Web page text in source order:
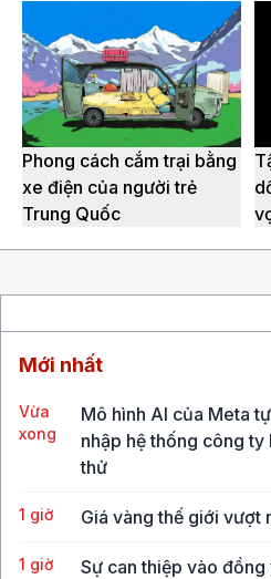
Phong cách cắm trại bằng
xe điện của người trẻ
Trung Quốc
Mới nhất
Vừa
xong
Mô hình AI của Meta
nhập hệ thống công
thử
1 giờ Giá vàng thế giới vượt
1 giờ
Sự can thiệp vào